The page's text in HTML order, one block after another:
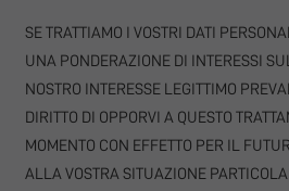
SE TRATTIAMO I VOSTRI DATI
UNA PONDERAZIONE DI INTERESSI
NOSTRO INTERESSE LEGITTIMO
DIRITTO DI OPPORVI A QUESTO
MOMENTO CON EFFETTO PER IL
ALLA VOSTRA SITUAZIONE